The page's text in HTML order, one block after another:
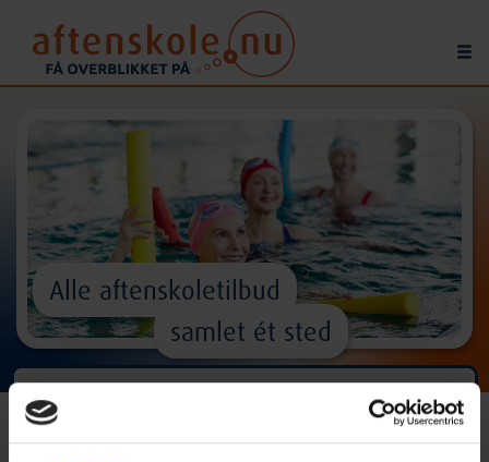
Alle aftenskoletilbud
samlet ét sted
Find